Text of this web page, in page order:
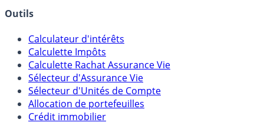
Calculateur d'intérêts
Calculette Impôts
Calculette Rachat Assurance Vie
Sélecteur d'Assurance Vie
Sélecteur d'Unités de Compte
Allocation de portefeuilles